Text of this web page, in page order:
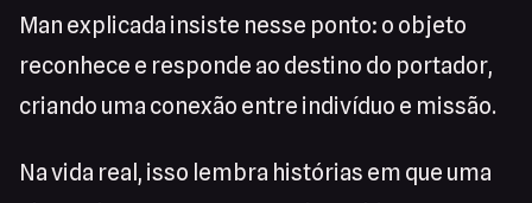
Man explicada insiste nesse ponto: o objeto
reconhece e responde ao destino do portador,
criando uma conexão entre indivíduo e missão.
Na vida real, isso lembra histórias em que uma